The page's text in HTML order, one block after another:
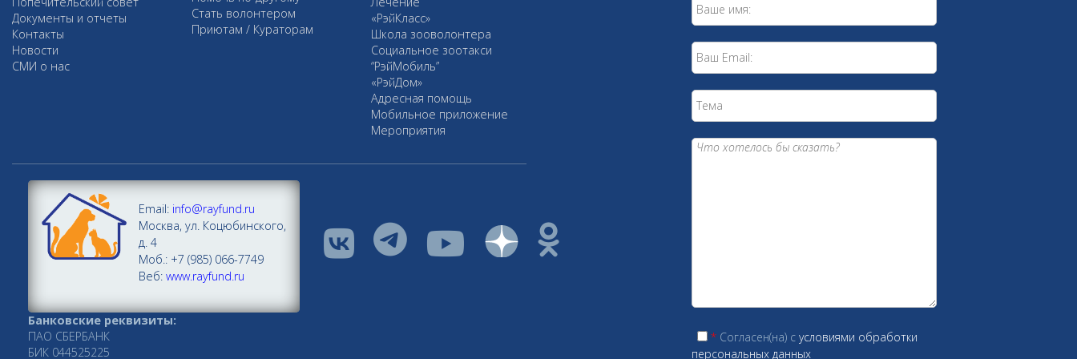
Документы и отчеты
Контакты
Новости
СМИ о нас
Стать волонтером
Приютам / Кураторам
«РэйКласс»
Школа зооволонтера
Социальное зоотакси
“РэйМобиль”
«РэйДом»
Адресная помощь
Мобильное приложение
Мероприятия
Email: info@rayfund.ru
Москва, ул. Коцюбинского,
д. 4
Моб.: +7 (985) 066-7749
Веб:www.rayfund.ru
Банковские реквизиты:
ПАО СБЕРБАНК
БИК 044525225
vkontakte youtube
* Согласен(на) cусловиями обработки
персональных данных